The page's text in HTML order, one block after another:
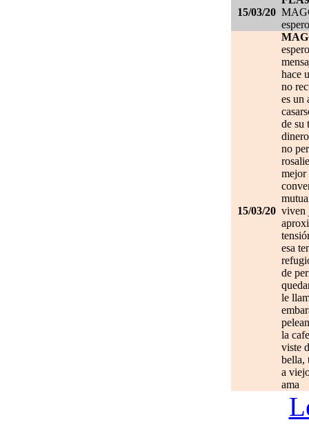
15/03/20
15/03/20
hace
no
es un
de su
no
mejor
viven
esa
de
le
la
viste
bella,
a
ama